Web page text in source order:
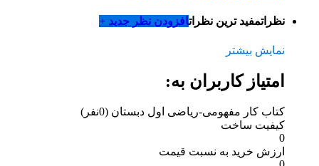
نظراتمفید ترین نظراتافزودن نظر جدید +
نمایش بیشتر
امتیاز کاربران به:
کتاب کار مفهومی-ریاضی اول دبستان (0نفر)
کیفیت ساخت
0
ارزش خرید به نسبت قیمت